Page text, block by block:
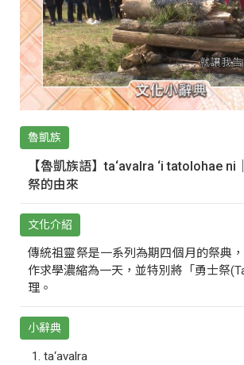
魯凱族
【魯凱族語】ta‘avalra ‘i tatolohae ni
祭的由來
文化介紹
傳統祖靈祭是一系列為期四個月的祭典
作求學濃縮為一天，並特別將「勇士祭
理。
小辭典
ta‘avalra